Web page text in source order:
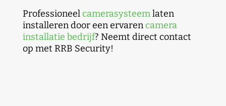
Professioneelcamerasysteemlaten
installeren door een ervarencamera
installatie bedrijf? Neemt direct contact
op met RRB Security!